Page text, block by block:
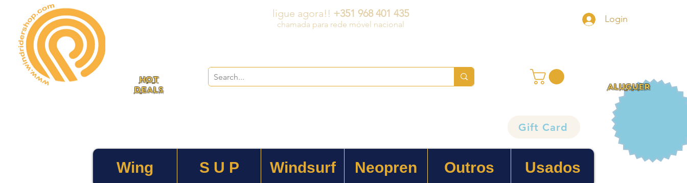
HOT
DEALS
ligue agora!! +351 968 401 435
chamada para rede móvel nacional Login
ALUGUER
Gift Card
Wing S U P Windsurf Neopren Outros Usados